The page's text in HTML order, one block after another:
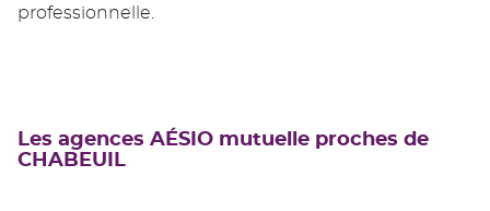
professionnelle.
Les agences AÉSIO mutuelle proches de
CHABEUIL